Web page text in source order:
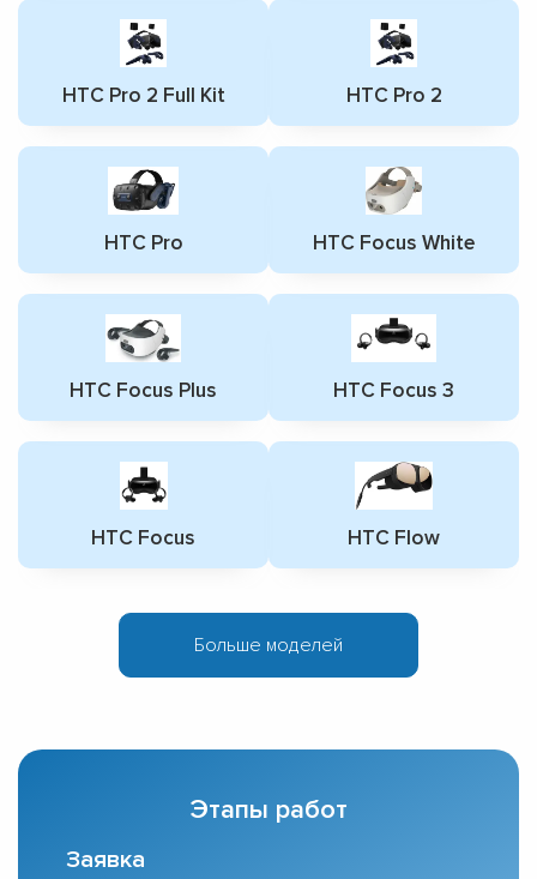
HTC Pro 2 Full Kit HTC Pro 2
HTC Pro HTC Focus White
HTC Focus Plus HTC Focus 3
HTC Focus HTC Flow
Больше моделей
Этапы работ
Заявка